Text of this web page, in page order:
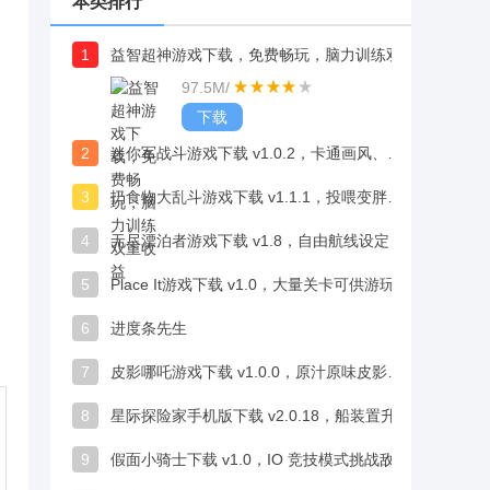
1
97.5M/
下载
2
3
4
5
6 进度条先生
7
8
9